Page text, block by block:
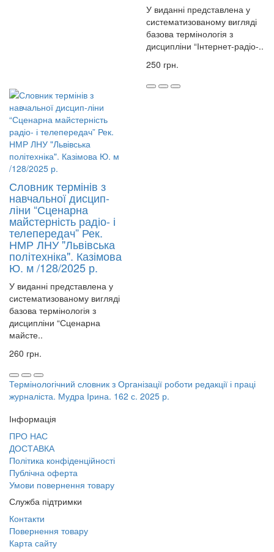
У виданні представлена у
систематизованому вигляді
базова термінологія з
дисципліни “Інтернет-радіо-..
250 грн.
Словник термінів з
навчальної дисцип-
ліни “Сценарна
майстерність радіо- і
телепередач” Рек.
НМР ЛНУ "Львівська
політехніка". Казімова
Ю. м /128/2025 р.
У виданні представлена у
систематизованому вигляді
базова термінологія з
дисципліни “Сценарна
майсте..
260 грн.
Термінологічний словник з Організації роботи редакції і праці
журналіста. Мудра Ірина. 162 с. 2025 р.
Інформація
ПРО НАС
ДОСТАВКА
Політика конфіденційності
Публічна оферта
Умови повернення товару
Служба підтримки
Контакти
Повернення товару
Карта сайту